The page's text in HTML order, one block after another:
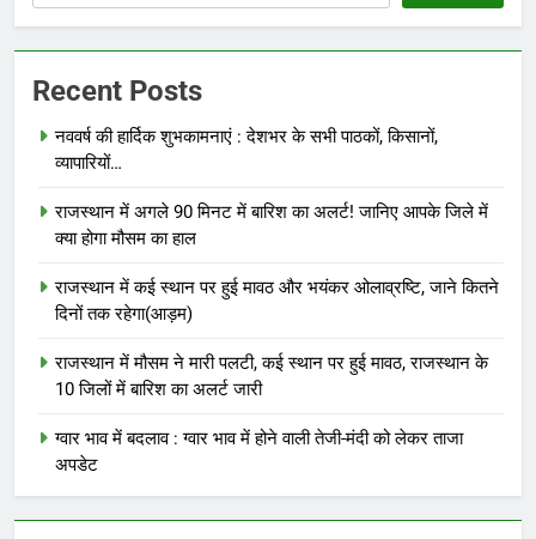
Recent Posts
नववर्ष की हार्दिक शुभकामनाएं : देशभर के सभी पाठकों, किसानों,
व्यापारियों…
राजस्थान में अगले 90 मिनट में बारिश का अलर्ट! जानिए आपके जिले में
क्या होगा मौसम का हाल
राजस्थान में कई स्थान पर हुई मावठ और भयंकर ओलाव्रष्टि, जाने कितने
दिनों तक रहेगा(आड़म)
राजस्थान में मौसम ने मारी पलटी, कई स्थान पर हुई मावठ, राजस्थान के
10 जिलों में बारिश का अलर्ट जारी
ग्वार भाव में बदलाव : ग्वार भाव में होने वाली तेजी-मंदी को लेकर ताजा
अपडेट